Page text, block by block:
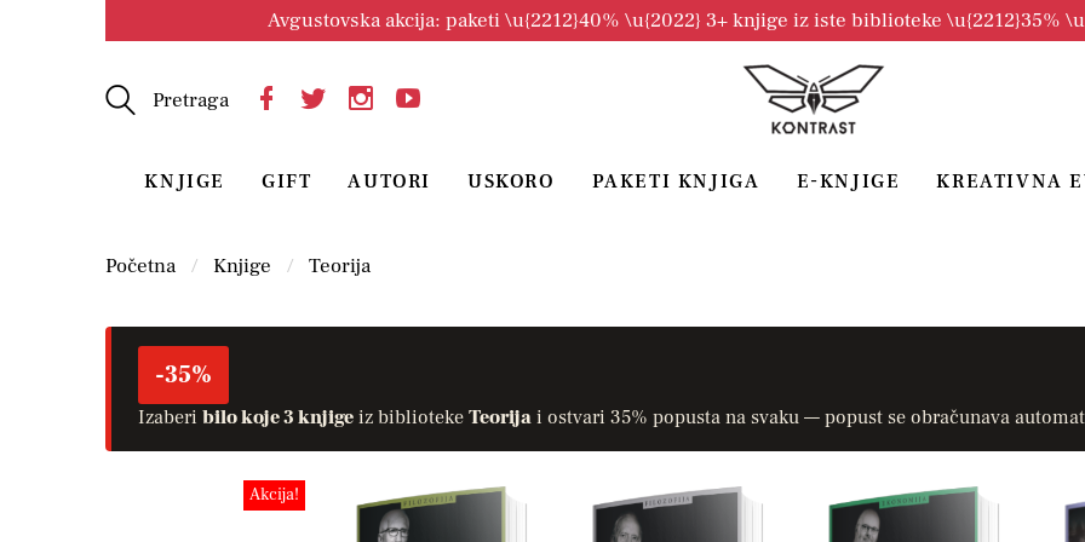
Avgustovska akcija: paketi \u{2212}40% \u{2022} 3+ knjige iz iste biblioteke \u{2212}35%
Pretraga
KNJIGE GIFT AUTORI USKORO PAKETI KNJIGA E-KNJIGE KREATIVNA
Početna Knjige Teorija
-35%
Izaberi bilo koje 3 knjige iz biblioteke Teorija i ostvari 35% popusta na svaku — popust se obračunava
Akcija!